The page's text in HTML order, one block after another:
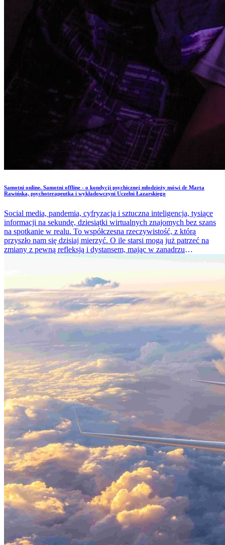
Samotni online. Samotni offline - o kondycji psychicznej młodzieży mówi dr Marta
Rawińska, psychoterapeutka i wykładowczyni Uczelni Łazarskiego
Social media, pandemia, cyfryzacja i sztuczna inteligencja, tysiące
informacji na sekundę, dziesiątki wirtualnych znajomych bez szans
na spotkanie w realu. To współczesna rzeczywistość, z którą
przyszło nam się dzisiaj mierzyć. O ile starsi mogą już patrzeć na
zmiany z pewną refleksją i dystansem, mając w zanadrzu
wieloletnie przyjaźnie, mniej lub bardziej stałe związki, o tyle
dojrzewające właśnie pokolenie wyraża pewne obawy co do swojej
przyszłości, które są w pełni uzasadnione.